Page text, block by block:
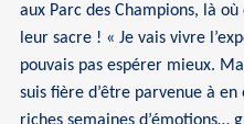
aux Parc des Champions, là
leur sacre ! « Je vais vivre
pouvais pas espérer mieux.
suis fière d’être parvenue à